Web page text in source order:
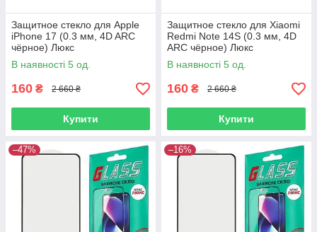
Защитное стекло для Apple
iPhone 17 (0.3 мм, 4D ARC
чёрное) Люкс
В наявності 5 од.
160 ₴ 2 660 ₴
Купити
Защитное стекло для Xiaomi
Redmi Note 14S (0.3 мм, 4D
ARC чёрное) Люкс
В наявності 5 од.
160 ₴ 2 660 ₴
Купити
–47% –16%